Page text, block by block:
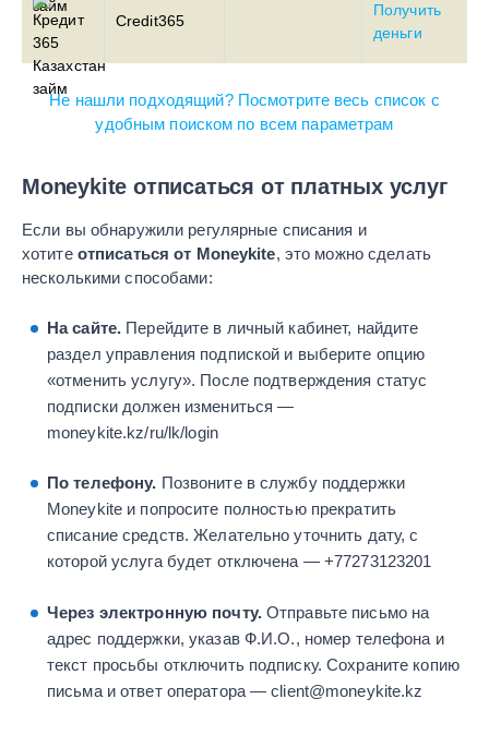
Credit365
Получить
деньги
Не нашли подходящий? Посмотрите весь список с
удобным поиском по всем параметрам
Moneykite отписаться от платных услуг
Если вы обнаружили регулярные списания и
хотите отписаться от Moneykite, это можно сделать
несколькими способами:
На сайте. Перейдите в личный кабинет, найдите
раздел управления подпиской и выберите опцию
«отменить услугу». После подтверждения статус
подписки должен измениться —
moneykite.kz/ru/lk/login
По телефону. Позвоните в службу поддержки
Moneykite и попросите полностью прекратить
списание средств. Желательно уточнить дату, с
которой услуга будет отключена — +77273123201
Через электронную почту.Отправьте письмо на
адрес поддержки, указав Ф.И.О., номер телефона и
текст просьбы отключить подписку. Сохраните копию
письма и ответ оператора — client@moneykite.kz